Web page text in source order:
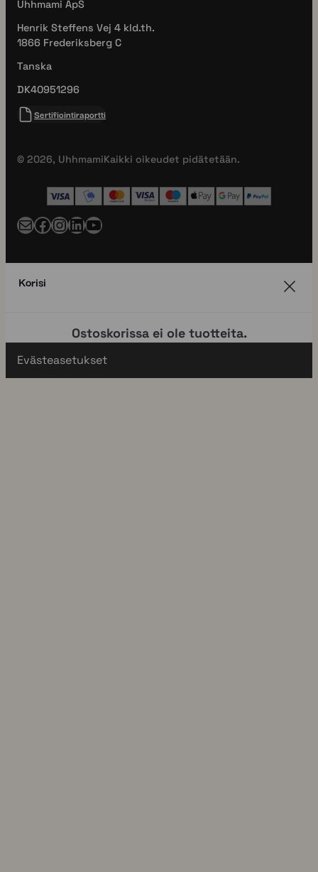
Uhhmami ApS
Henrik Steffens Vej 4 kld.th.
1866 Frederiksberg C
Tanska
DK40951296
Sertifiointiraportti
© 2026, UhhmamiKaikki oikeudet pidätetään.
Posti Facebook InstagramLinkedIn YouTube
Korisi
Ostoskorissa ei ole tuotteita.
Evästeasetukset